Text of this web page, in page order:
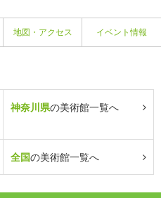
地図・アクセス イベント情報
神奈川県の美術館一覧へ
全国の美術館一覧へ